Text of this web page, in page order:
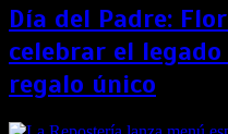
Día del Padre:
celebrar el
regalo único